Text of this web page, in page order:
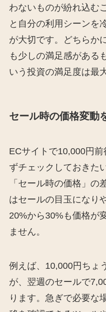
わないものが紛れ込む
と自分の利用シーンを
が大切です。どちらか
も少しの満足感がある
いう投資の満足度は最
セール時の価格変動
ECサイトで10,000円
ずチェックしておきた
「セール時の価格」の
はセールの目玉になり
20%から30%も価格が
ません。
例えば、10,000円ちょ
が、翌週のセールで
ります。急ぎで必要な